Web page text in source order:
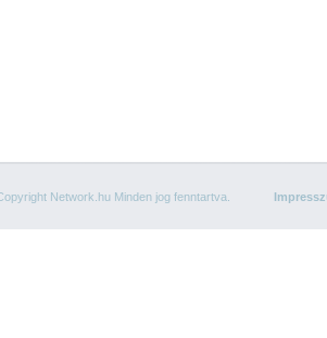
Network.hu Minden jog fenntartva.